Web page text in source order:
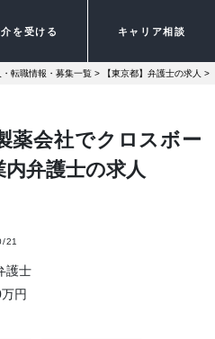
を受ける キャリア相談
転職情報・募集一覧 > 【東京都】弁護士の求人 >
薬会社でクロスボー
弁護士の求人
21
護士
円